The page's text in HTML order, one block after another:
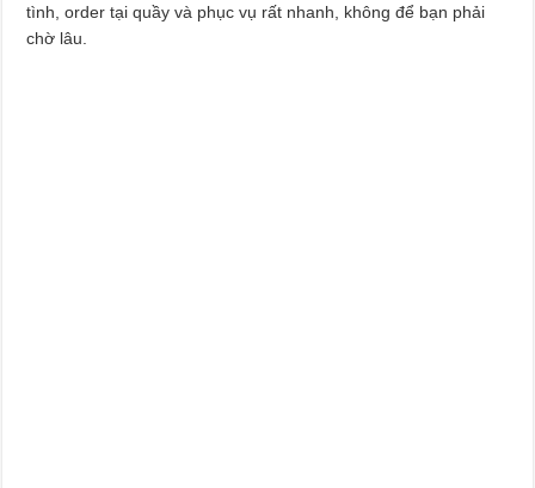
tình, order tại quầy và phục vụ rất nhanh, không để bạn phải
chờ lâu.